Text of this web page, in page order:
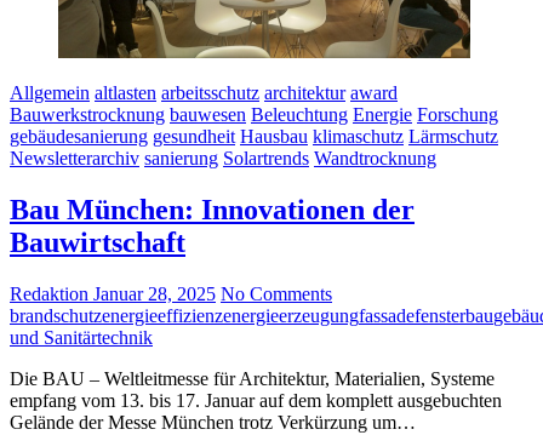
Allgemein altlasten arbeitsschutz architektur award
Bauwerkstrocknung bauwesen Beleuchtung Energie Forschung
gebäudesanierung gesundheit Hausbau klimaschutz Lärmschutz
Newsletterarchiv sanierung Solartrends Wandtrocknung
Bau München: Innovationen der
Bauwirtschaft
Redaktion Januar 28, 2025 No Comments
brandschutzenergieeffizienzenergieerzeugungfassadefensterbau
und Sanitärtechnik
Die BAU – Weltleitmesse für Architektur, Materialien, Systeme
empfang vom 13. bis 17. Januar auf dem komplett ausgebuchten
Gelände der Messe München trotz Verkürzung um…